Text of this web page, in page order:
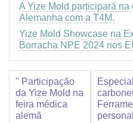
A Yize Mold participará
Alemanha com a T4M.
Yize Mold Showcase na
Borracha NPE 2024 nos
" Participação
da Yize Mold na
feira médica
alemã